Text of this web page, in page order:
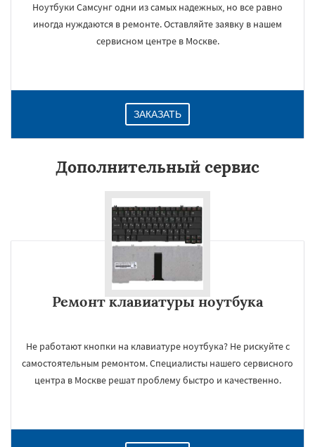
Ноутбуки Самсунг одни из самых надежных, но все равно
иногда нуждаются в ремонте. Оставляйте заявку в нашем
сервисном центре в Москве.
ЗАКАЗАТЬ
Дополнительный сервис
Ремонт клавиатуры ноутбука
Не работают кнопки на клавиатуре ноутбука? Не рискуйте с
самостоятельным ремонтом. Специалисты нашего сервисного
центра в Москве решат проблему быстро и качественно.